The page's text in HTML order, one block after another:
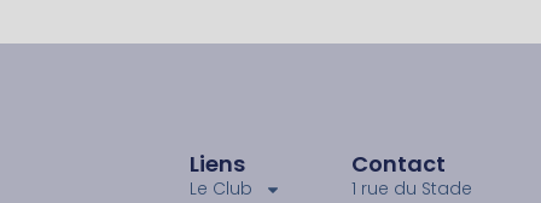
Liens
Le Club
Contact
1 rue du Stade